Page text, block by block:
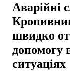
Аварійні
швидко
допомогу
ситуаціях